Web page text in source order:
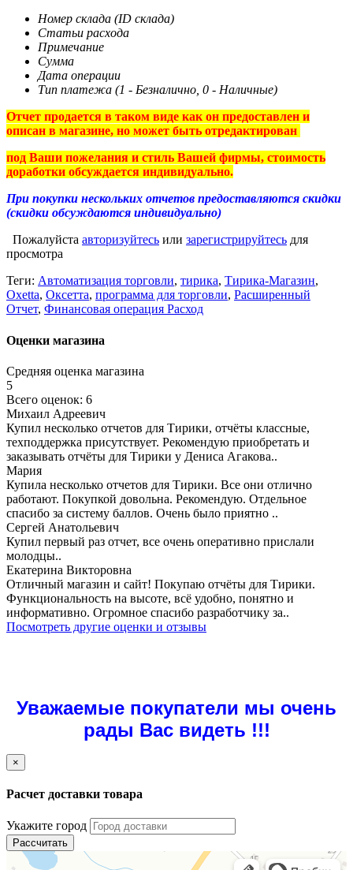
Номер склада (ID склада)
Статьи расхода
Примечание
Сумма
Дата операции
Тип платежа (1 - Безналично, 0 - Наличные)
Отчет продается в таком виде как он предоставлен и
описан в магазине, но может быть отредактирован
под Ваши пожелания и стиль Вашей фирмы, стоимость
доработки обсуждается индивидуально.
При покупки нескольких отчетов предоставляются скидки
(скидки обсуждаются индивидуально)
Пожалуйста авторизуйтесь или зарегистрируйтесь для
просмотра
Теги: Автоматизация торговли, тирика, Тирика-Магазин,
Oxetta, Оксетта, программа для торговли, Расширенный
Отчет, Финансовая операция Расход
Оценки магазина
Средняя оценка магазина
5
Всего оценок: 6
Михаил Адреевич
Купил несколько отчетов для Тирики, отчёты классные,
техподдержка присутствует. Рекомендую приобретать и
заказывать отчёты для Тирики у Дениса Агакова..
Мария
Купила несколько отчетов для Тирики. Все они отлично
работают. Покупкой довольна. Рекомендую. Отдельное
спасибо за систему баллов. Очень было приятно ..
Сергей Анатольевич
Купил первый раз отчет, все очень оперативно прислали
молодцы..
Екатерина Викторовна
Отличный магазин и сайт! Покупаю отчёты для Тирики.
Функциональность на высоте, всё удобно, понятно и
информативно. Огромное спасибо разработчику за..
Посмотреть другие оценки и отзывы
Уважаемые покупатели мы очень
рады Вас видеть !!!
×
Расчет доставки товара
Укажите город
Рассчитать